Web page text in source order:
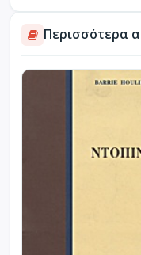
Περισσότερα